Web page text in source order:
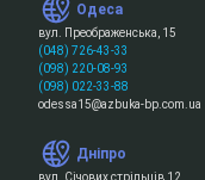
Одеса
вул. Преображенська, 15
(048) 726-43-33
(098) 220-08-93
(098) 022-33-88
odessa15@azbuka-bp.com.ua
Дніпро
вул. Січових стрільців 12